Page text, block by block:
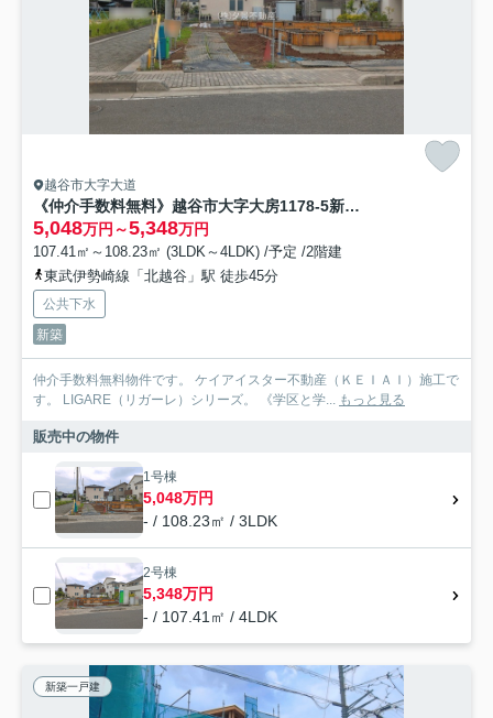
越谷市大字大道
《仲介手数料無料》越谷市大字大房1178-5新築一戸建てケイアイグレイス
5,048万円～5,348万円
107.41㎡～108.23㎡ (3LDK～4LDK) /予定 /2階建
東武伊勢崎線「北越谷」駅 徒歩45分
公共下水
新築
仲介手数料無料物件です。 ケイアイスター不動産（ＫＥＩＡＩ）施工で
す。 LIGARE（リガーレ）シリーズ。 《学区と学... もっと見る
販売中の物件
1号棟
5,048万円
- / 108.23㎡ / 3LDK
2号棟
5,348万円
- / 107.41㎡ / 4LDK
新築一戸建